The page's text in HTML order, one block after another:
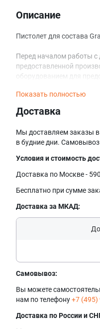
Описание
Пистолет для состава
Перед началом работы с
предоставленной
оборудованием для
Показать полностью
Доставка
Мы доставляем заказы в
в будние дни. Самовывоз
Условия и стоимость
Доставка по Москве -
Бесплатно при сумме
Доставка за МКАД:
Самовывоз:
Вы можете
нам по телефону+7 (495)
Доставка по России и